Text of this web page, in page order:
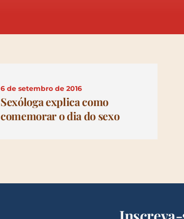
6 de setembro de 2016
Sexóloga explica como
comemorar o dia do sexo